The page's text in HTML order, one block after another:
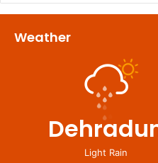
Weather
Light Rain